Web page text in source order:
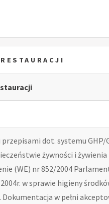
dot. systemu GHP/
żywności i żywienia
(WE) nr 852/2004
w sprawie higieny
Dokumentacja w pełni